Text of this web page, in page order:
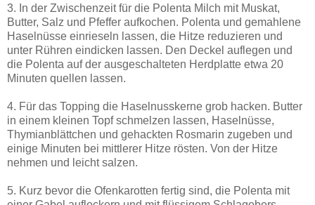
3. In der Zwischenzeit für die Polenta Milch mit Muskat,
Butter, Salz und Pfeffer aufkochen. Polenta und gemahlene
Haselnüsse einrieseln lassen, die Hitze reduzieren und
unter Rühren eindicken lassen. Den Deckel auflegen und
die Polenta auf der ausgeschalteten Herdplatte etwa 20
Minuten quellen lassen.
4. Für das Topping die Haselnusskerne grob hacken. Butter
in einem kleinen Topf schmelzen lassen, Haselnüsse,
Thymianblättchen und gehackten Rosmarin zugeben und
einige Minuten bei mittlerer Hitze rösten. Von der Hitze
nehmen und leicht salzen.
5. Kurz bevor die Ofenkarotten fertig sind, die Polenta mit